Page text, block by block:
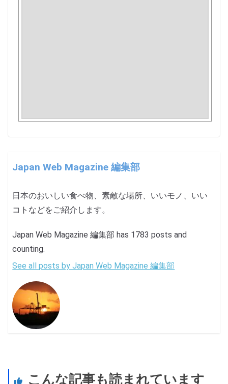
Japan Web Magazine 編集部
日本のおいしい食べ物、素敵な場所、いいモノ、いい
コトなどをご紹介します。
Japan Web Magazine 編集部 has 1783 posts and
counting.
See all posts by Japan Web Magazine 編集部
こんな記事も読まれています